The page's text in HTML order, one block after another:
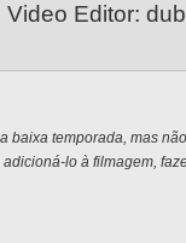
Editor:
baixa temporada, mas
lo à filmagem,